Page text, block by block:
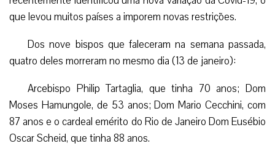
que levou muitos países a imporem novas restrições.
Dos nove bispos que faleceram na semana passada,
quatro deles morreram no mesmo dia (13 de janeiro):
Arcebispo Philip Tartaglia, que tinha 70 anos; Dom
Moses Hamungole, de 53 anos; Dom Mario Cecchini, com
87 anos e o cardeal emérito do Rio de Janeiro Dom Eusébio
Oscar Scheid, que tinha 88 anos.